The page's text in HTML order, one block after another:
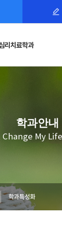
리치료학과
학과안내
Change My
학과특성화